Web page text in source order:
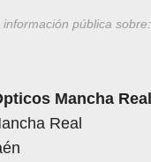
información pública sobre:
Mancha Real
Real